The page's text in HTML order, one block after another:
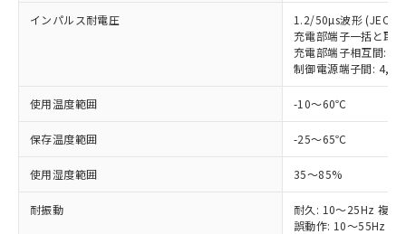
インパルス耐電圧
1.2/50µs波形 (JEC
充電部端子一括と取
充電部端子相互間:
制御電源端子間:
使用温度範囲 -10～60℃
保存温度範囲 -25～65℃
使用湿度範囲 35～85%
耐振動
耐久: 10～25Hz 複振
誤動作: 10～55Hz 複
品・サービスに関するお客様との取
引・商談に必要な範囲で利用すること
"個人情報
の「1.共同利
用者の範囲」に記載されている法人を
下記の非含有証明書をダウンロードするこ
EU RoHS指令（10物質）の非含有証明書
51物質の非含有証明書（当社基準）
るもので、過去に遡って非含有を証明する
また、RoHS指令のフタル酸エステル類４
物質の対応では、対応完了までの期間は出
荷製品に未対応品が混在することから備考
キャンセル